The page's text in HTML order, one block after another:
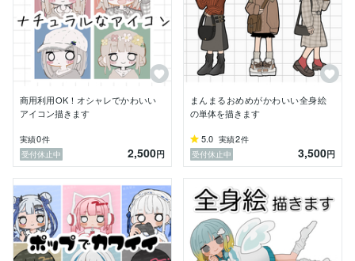
商用利用OK！オシャレでかわいい
アイコン描きます
実績0件
受付休止中
2,500円
まんまるおめめがかわいい全身絵
の単体を描きます
5.0 実績2件
受付休止中
3,500円